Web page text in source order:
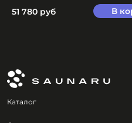
51 780 руб В
Каталог